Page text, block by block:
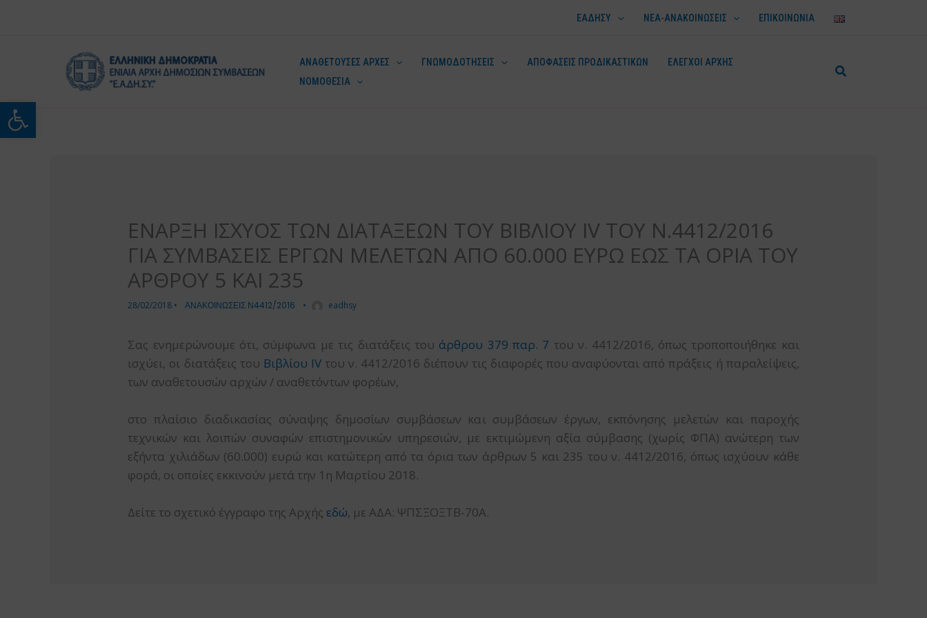
Ανοίξτε τη γραμμή εργαλείων
ΕΑΔΗΣΥ ΝΕΑ-ΑΝΑΚΟΙΝΩΣΕΙΣ ΕΠΙΚΟΙΝΩΝΙΑ
ΑΝΑΘΕΤΟΥΣΕΣ ΑΡΧΕΣ ΓΝΩΜΟΔΟΤΗΣΕΙΣ ΑΠΟΦΑΣΕΙΣ ΠΡΟΔΙΚΑΣΤΙΚΩΝ
ΕΛΕΓΧΟΙ ΑΡΧΗΣ
ΝΟΜΟΘΕΣΙΑ
ΕΝΑΡΞΗ ΙΣΧΥΟΣ ΤΩΝ ΔΙΑΤΑΞΕΩΝ ΤΟΥ ΒΙΒΛΙΟΥ IV ΤΟΥ Ν.4412/2016
ΓΙΑ ΣΥΜΒΑΣΕΙΣ ΕΡΓΩΝ ΜΕΛΕΤΩΝ ΑΠΟ 60.000 ΕΥΡΩ ΕΩΣ ΤΑ ΟΡΙΑ ΤΟΥ
ΑΡΘΡΟΥ 5 ΚΑΙ 235
28/02/2018 • ΑΝΑΚΟΙΝΩΣΕΙΣ Ν4412/2016 • eadhsy
Σας ενημερώνουμε ότι, σύμφωνα με τις διατάξεις του άρθρου 379 παρ. 7 του ν. 4412/2016, όπως τροποποιήθηκε και
ισχύει, οι διατάξεις του Βιβλίου IVτου ν. 4412/2016 διέπουν τις διαφορές που αναφύονται από πράξεις ή παραλείψεις,
των αναθετουσών αρχών / αναθετόντων φορέων,
στο πλαίσιο διαδικασίας σύναψης δημοσίων συμβάσεων και συμβάσεων έργων, εκπόνησης μελετών και παροχής
τεχνικών και λοιπών συναφών επιστημονικών υπηρεσιών, με εκτιμώμενη αξία σύμβασης (χωρίς ΦΠΑ) ανώτερη των
εξήντα χιλιάδων (60.000) ευρώ και κατώτερη από τα όρια των άρθρων 5 και 235 του ν. 4412/2016, όπως ισχύουν κάθε
φορά, οι οποίες εκκινούν μετά την 1η Μαρτίου 2018.
Δείτε το σχετικό έγγραφο της Αρχής εδώ, με ΑΔΑ: ΨΠΣΞΟΞΤΒ-70Α.